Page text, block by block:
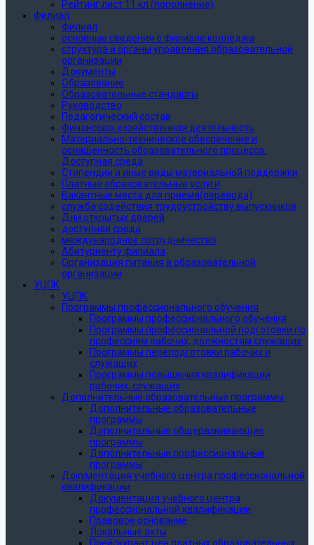
Рейтинг лист 11 кл (пополнение)
Филиал
Филиал
основные сведения о филиале колледжа
структура и органы управления образовательной
организации
Документы
Образование
Образовательные стандарты
Руководство
Педагогический состав
Финансово-хозяйственная деятельность
Материально-техническое обеспечение и
оснащенность образовательного процесса.
Доступная среда
Стипендии и иные виды материальной поддержки
Платные образовательные услуги
Вакантные места для приема(перевода)
служба содействия трудоустройству выпускников
Дни открытых дверей
доступная среда
международное сотрудничество
Абитуриенту филиала
Организация питания в образовательной
организации
УЦПК
УЦПК
Программы профессионального обучения
Программы профессионального обучения
Программы профессиональной подготовки по
профессиям рабочих, должностям служащих
Программы переподготовки рабочих и
служащих
Программы повышения квалификации
рабочих, служащих
Дополнительные образовательные программы
Дополнительные образовательные
программы
Дополнительные общеразвивающие
программы
Дополнительные профессиональные
программы
Документация учебного центра профессиональной
квалификации
Документация учебного центра
профессиональной квалификации
Правовое основание
Локальные акты